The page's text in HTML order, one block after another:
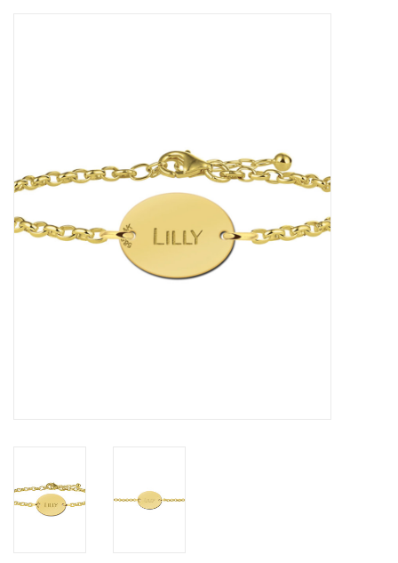
Cadeaukaarten